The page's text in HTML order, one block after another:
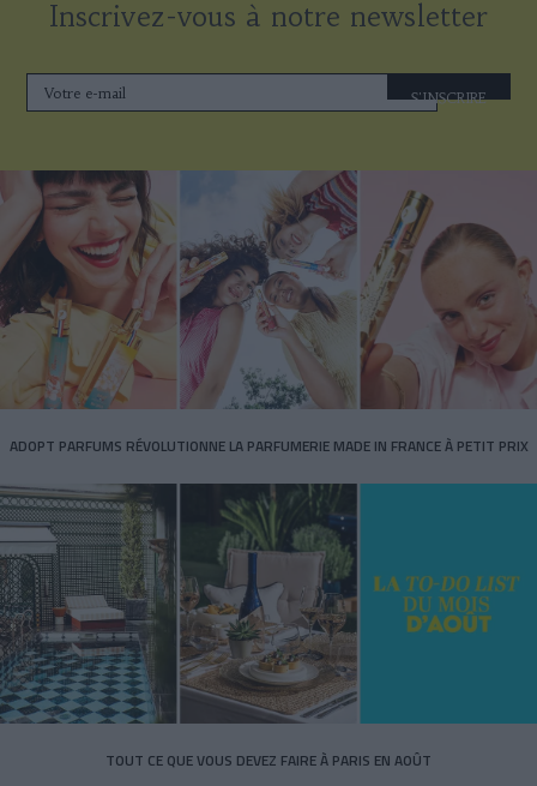
Inscrivez-vous à notre newsletter
S'INSCRIRE
ADOPT PARFUMS RÉVOLUTIONNE LA PARFUMERIE MADE IN FRANCE À PETIT PRIX
TOUT CE QUE VOUS DEVEZ FAIRE À PARIS EN AOÛT